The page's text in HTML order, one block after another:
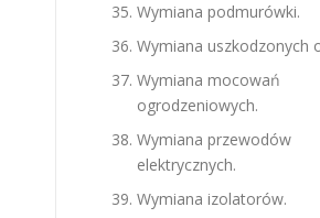
Wymiana podmurówki.
Wymiana uszkodzonych
Wymiana mocowań
ogrodzeniowych.
Wymiana przewodów
elektrycznych.
Wymiana izolatorów.